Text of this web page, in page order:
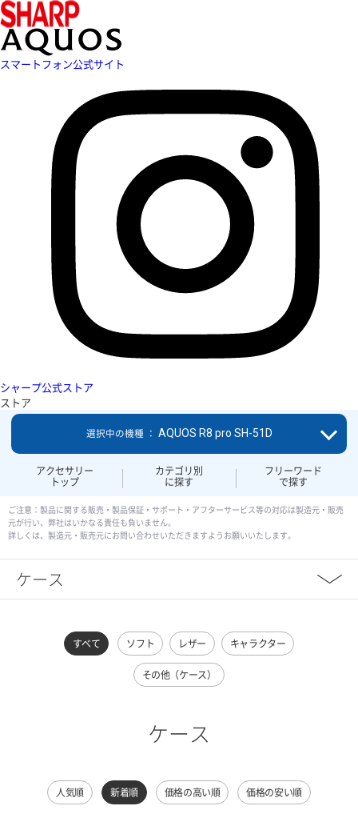
スマートフォン公式サイト
シャープ公式ストア
ストア
アクセサリー
トップ
カテゴリ別
に探す
フリーワード
で探す
選択中の機種 ： AQUOS R8 pro SH-51D
ご注意：製品に関する販売・製品保証・サポート・アフターサービス等の対応は製造元・販売
元が行い、弊社はいかなる責任も負いません。
詳しくは、製造元・販売元にお問い合わせいただきますようお願いいたします。
ケース
すべて ソフト レザー キャラクター
その他（ケース）
ケース
人気順 新着順 価格の高い順 価格の安い順